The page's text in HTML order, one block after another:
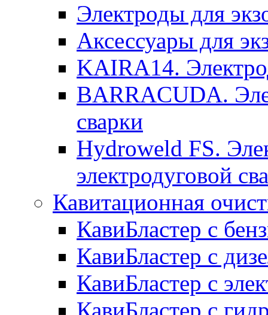
Электроды для
Аксессуары для
KAIRA14.
BARRACUDA.
сварки
Hydroweld FS.
электродуговой
Кавитационная
КавиБластер с
КавиБластер с
КавиБластер с